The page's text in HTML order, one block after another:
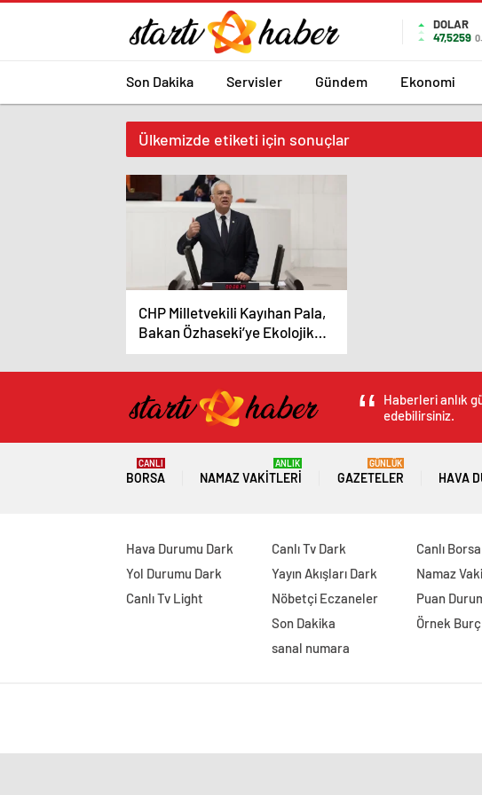
DOLAR
47,5259
Son Dakika Servisler Gündem Ekonomi
Ülkemizde etiketi için sonuçlar
CHP Milletvekili Kayıhan Pala,
Bakan Özhaseki’ye Ekolojik
Risk Değerlendirmesi ve
Siyanürle Altın Çıkartılan
Madenler Hakkında Sorular
Yöneltti
Haberleri anlık
edebilirsiniz.
BORSA
CANLI
NAMAZ VAKITLERI
ANLIK
GAZETELER
GÜNLÜK
HAVA
Hava Durumu Dark
Yol Durumu Dark
Canlı Tv Light
Canlı Tv Dark
Yayın Akışları Dark
Nöbetçi Eczaneler
Son Dakika
sanal numara
Canlı Borsa
Namaz
Puan
Örnek